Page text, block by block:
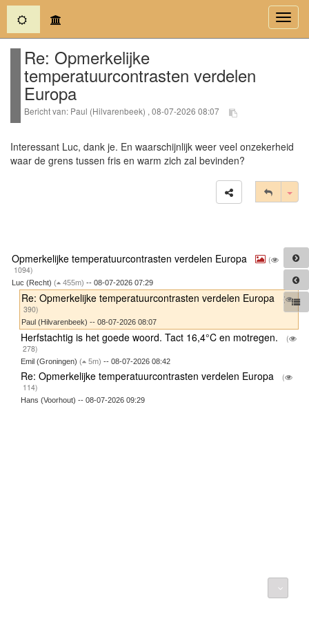
(current)
Re: Opmerkelijke
temperatuurcontrasten verdelen
Europa
Bericht van: Paul (Hilvarenbeek) , 08-07-2026 08:07
Interessant Luc, dank je. En waarschijnlijk weer veel onzekerheid
waar de grens tussen fris en warm zich zal bevinden?
Opmerkelijke temperatuurcontrasten verdelen Europa
(
1094)
Luc (Recht) ( 455m) -- 08-07-2026 07:29
Re: Opmerkelijke temperatuurcontrasten verdelen Europa
(
390)
Paul (Hilvarenbeek) -- 08-07-2026 08:07
Herfstachtig is het goede woord. Tact 16,4°C en motregen.
(
278)
Emil (Groningen) ( 5m) -- 08-07-2026 08:42
Re: Opmerkelijke temperatuurcontrasten verdelen Europa
(
114)
Hans (Voorhout) -- 08-07-2026 09:29